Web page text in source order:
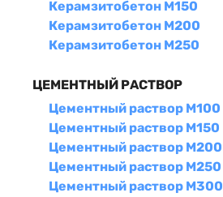
Керамзитобетон М150
Керамзитобетон М200
Керамзитобетон М250
ЦЕМЕНТНЫЙ РАСТВОР
Цементный раствор М100
Цементный раствор М150
Цементный раствор М200
Цементный раствор М250
Цементный раствор М300